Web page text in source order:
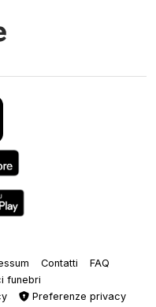
Contatti
FAQ
funebri
Preferenze privacy